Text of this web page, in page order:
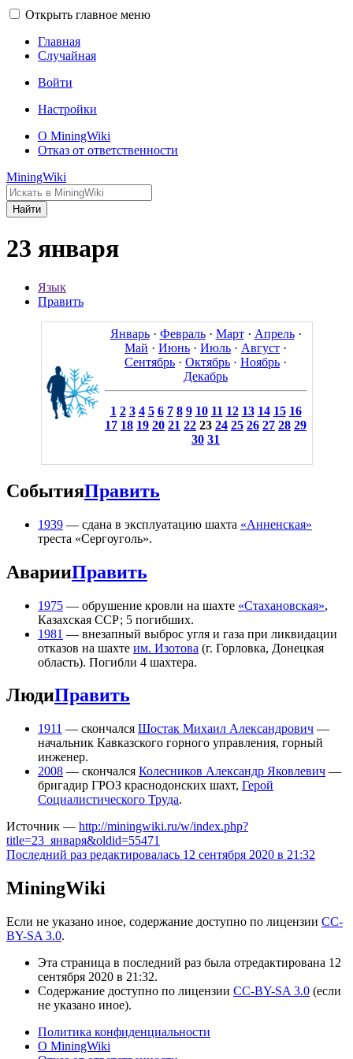
Открыть главное меню
Главная
Случайная
Войти
Настройки
О MiningWiki
Отказ от ответственности
MiningWiki
Найти
23 января
Язык
Править
Январь· Февраль· Март· Апрель·
Май · Июнь · Июль · Август ·
Сентябрь · Октябрь · Ноябрь ·
Декабрь
1 2 3 4 5 6 7 8 9 10 11 12 13 14 15 16
17 18 19 20 21 22 23 24 25 26 27 28 29
30 31
СобытияПравить
1939 — сдана в эксплуатацию шахта «Анненская»
треста «Сергоуголь».
АварииПравить
1975 — обрушение кровли на шахте «Стахановская»,
Казахская ССР; 5 погибших.
1981 — внезапный выброс угля и газа при ликвидации
отказов на шахте им. Изотова (г. Горловка, Донецкая
область). Погибли 4 шахтера.
ЛюдиПравить
1911 — скончался Шостак Михаил Александрович —
начальник Кавказского горного управления, горный
инженер.
2008 — скончался Колесников Александр Яковлевич —
бригадир ГРОЗ краснодонских шахт, Герой
Социалистического Труда.
Источник — http://miningwiki.ru/w/index.php?
title=23_января&oldid=55471
Последний раз редактировалась 12 сентября 2020 в 21:32
MiningWiki
Если не указано иное, содержание доступно по лицензии CC-
BY-SA 3.0.
Эта страница в последний раз была отредактирована 12
сентября 2020 в 21:32.
Содержание доступно по лицензии CC-BY-SA 3.0 (если
не указано иное).
Политика конфиденциальности
О MiningWiki